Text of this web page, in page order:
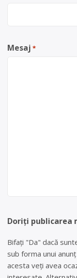
Mesaj *
Doriți publicarea
Bifați "Da" dacă
sub forma unui
acesta veți avea